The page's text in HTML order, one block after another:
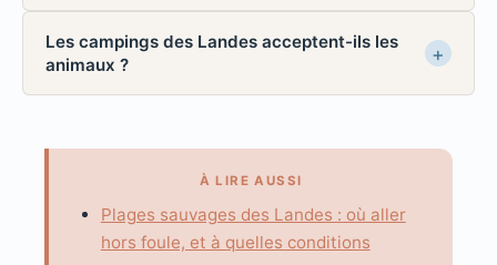
Les campings des Landes acceptent-ils les
animaux ?
À LIRE AUSSI
Plages sauvages des Landes : où aller
hors foule, et à quelles conditions